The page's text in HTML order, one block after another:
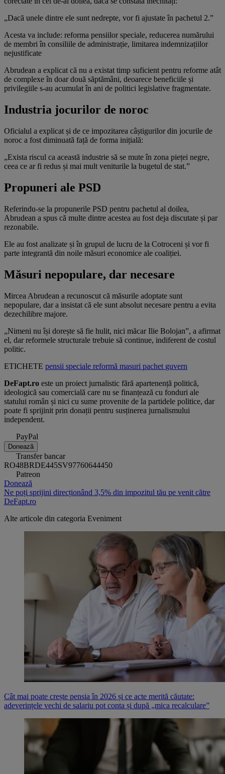
„Dacă unele dintre ele sunt nedrepte, vor fi ajustate în pachetul 2.”
Acesta va include: reforma pensiilor speciale, reducerea numărului
de membri în consiliile de administrație, limitarea indemnizațiilor
nejustificate
Abrudean a explicat că nu a existat timp suficient pentru reforme atât
de complexe în doar două săptămâni, deoarece beneficiile și
privilegiile s-au acumulat în ani de politici legislative fragmentate.
Industria jocurilor de noroc
Oficialul a explicat și de ce impozitarea câștigurilor din jocurile de
noroc a fost diminuată față de forma inițială:
„Exista riscul ca această industrie să se mute în zona pieței negre,
ceea ce ar fi redus și mai mult veniturile la bugetul de stat.”
Propuneri ale PSD
Referindu-se la propunerile PSD pentru pachetul al doilea,
Abrudean a spus că multe dintre acestea au fost deja discutate și par
rezonabile.
Ele au fost analizate și în grupul de lucru de la Cotroceni și vor fi
parte integrantă din noile măsuri economice ale coaliției.
Măsuri nepopulare, dar necesare
Mircea Abrudean a recunoscut că măsurile adoptate sunt
nepopulare, dar a insistat că ele sunt absolut necesare pentru a evita
dezechilibre majore.
„Nimeni nu își dorește să fie hulit, nici măcar Ilie Bolojan”, a afirmat
el, dar reformele structurale trebuie să continue, indiferent de costul
politic.
ETICHETE pensii speciale reformă masuri pachet guvern
DeFapt.ro este un proiect jurnalistic fără apartenență politică,
ideologică sau comercială care nu se finanțează cu fonduri ale
statului român și nici cu sume provenite de la partidele politice, dar
poate fi sprijinit prin donații pentru susținerea jurnalismului
independent.
PayPal
Donează
Transfer bancar
RO48BRDE445SV97760644450
Patreon
Donează
Ne poți sprijini direcționând 3,5% din impozitul tău pe venit către
DeFapt.ro
Alte articole din categoria Eveniment
Cât mai poate crește pensia în 2026 și ce acte merită căutate:
adeverințele vechi de salariu pot conta și după „mica recalculare”